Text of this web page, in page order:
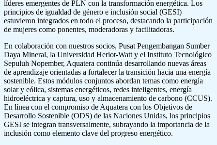
líderes emergentes de PLN con la transformación energética. Los
principios de igualdad de género e inclusión social (GESI)
estuvieron integrados en todo el proceso, destacando la participación
de mujeres como ponentes, moderadoras y facilitadoras.
En colaboración con nuestros socios, Pusat Pengembangan Sumber
Daya Mineral, la Universidad Heriot-Watt y el Instituto Tecnológico
Sepuluh Nopember, Aquatera continúa desarrollando nuevas áreas
de aprendizaje orientadas a fortalecer la transición hacia una energía
sostenible. Estos módulos conjuntos abordan temas como energía
solar y eólica, sistemas energéticos, redes inteligentes, energía
hidroeléctrica y captura, uso y almacenamiento de carbono (CCUS).
En línea con el compromiso de Aquatera con los Objetivos de
Desarrollo Sostenible (ODS) de las Naciones Unidas, los principios
GESI se integran transversalmente, subrayando la importancia de la
inclusión como elemento clave del progreso energético.